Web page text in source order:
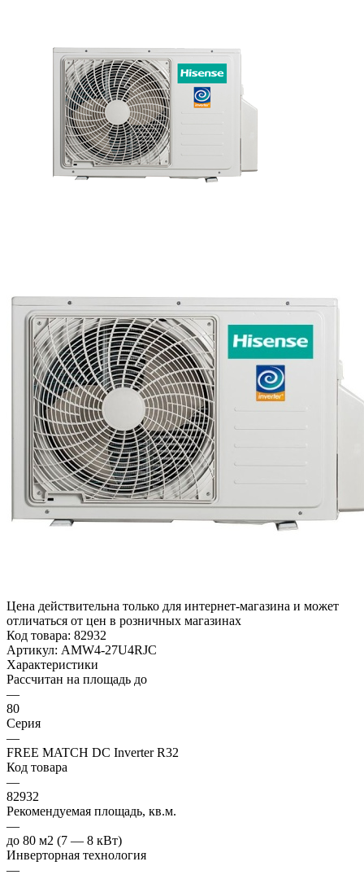
Цена действительна только для интернет-магазина и может
отличаться от цен в розничных магазинах
Код товара: 82932
Артикул: AMW4-27U4RJC
Характеристики
Рассчитан на площадь до
—
80
Серия
—
FREE MATCH DC Inverter R32
Код товара
—
82932
Рекомендуемая площадь, кв.м.
—
до 80 м2 (7 — 8 кВт)
Инверторная технология
—